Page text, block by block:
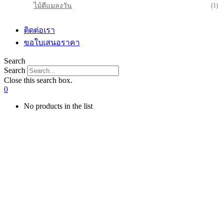
ไม้ตีแมลงวัน (1)
ติดต่อเรา
ขอใบเสนอราคา
Search
Search
Close this search box.
0
No products in the list